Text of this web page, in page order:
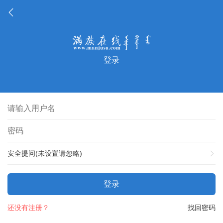
登录
安全提问(未设置请忽略)
登录
找回密码
还没有注册？